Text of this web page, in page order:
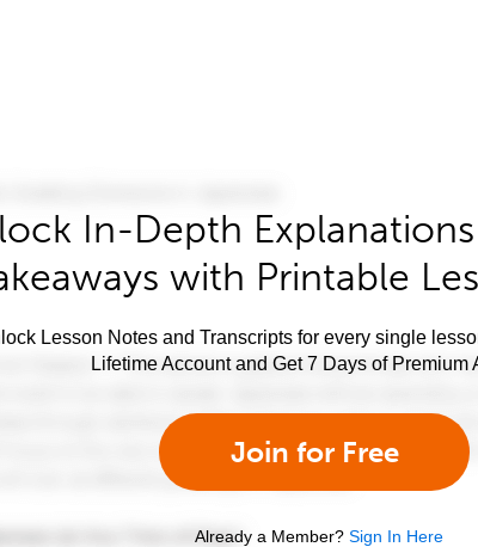
In-Depth
with Printable
Lesson Notes and Transcripts for every single
Lifetime Account and Get 7 Days of Premium
Join for Free
Already a Member? Sign In Here